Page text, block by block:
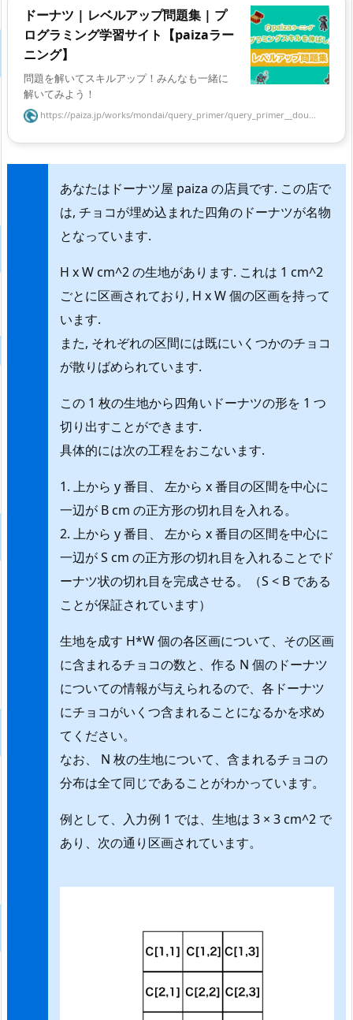
ドーナツ | レベルアップ問題集 | プ
ログラミング学習サイト【paizaラー
ニング】
問題を解いてスキルアップ！みんなも一緒に
解いてみよう！
https://paiza.jp/works/mondai/query_primer/query_primer__dou...
あなたはドーナツ屋 paiza の店員です. この店で
は, チョコが埋め込まれた四角のドーナツが名物
となっています.
H x W cm^2 の生地があります. これは 1 cm^2
ごとに区画されており, H x W 個の区画を持って
います.
また, それぞれの区間には既にいくつかのチョコ
が散りばめられています.
この 1 枚の生地から四角いドーナツの形を 1 つ
切り出すことができます.
具体的には次の工程をおこないます.
1. 上から y 番目、 左から x 番目の区間を中心に
一辺が B cm の正方形の切れ目を入れる。
2. 上から y 番目、 左から x 番目の区間を中心に
一辺が S cm の正方形の切れ目を入れることでド
ーナツ状の切れ目を完成させる。（S < B である
ことが保証されています）
生地を成す H*W 個の各区画について、その区画
に含まれるチョコの数と、作る N 個のドーナツ
についての情報が与えられるので、各ドーナツ
にチョコがいくつ含まれることになるかを求め
てください。
なお、 N 枚の生地について、含まれるチョコの
分布は全て同じであることがわかっています。
例として、入力例 1 では、生地は 3 × 3 cm^2 で
あり、次の通り区画されています。